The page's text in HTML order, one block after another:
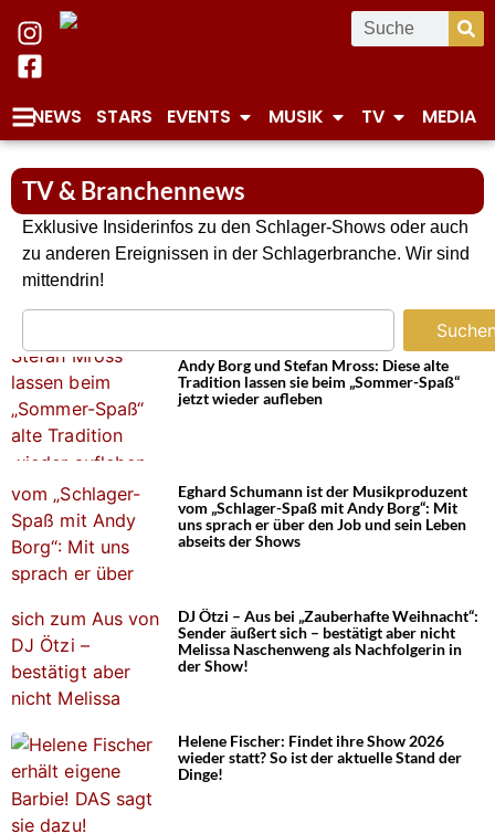
NEWS STARS EVENTS MUSIK TV MEDIA
TV & Branchennews
Exklusive Insiderinfos zu den Schlager-Shows oder auch
zu anderen Ereignissen in der Schlagerbranche. Wir sind
mittendrin!
Andy Borg und Stefan Mross: Diese alte
Tradition lassen sie beim „Sommer-Spaß“
jetzt wieder aufleben
Eghard Schumann ist der Musikproduzent
vom „Schlager-Spaß mit Andy Borg“: Mit
uns sprach er über den Job und sein Leben
abseits der Shows
DJ Ötzi – Aus bei „Zauberhafte Weihnacht“:
Sender äußert sich – bestätigt aber nicht
Melissa Naschenweng als Nachfolgerin in
der Show!
Helene Fischer: Findet ihre Show 2026
wieder statt? So ist der aktuelle Stand der
Dinge!